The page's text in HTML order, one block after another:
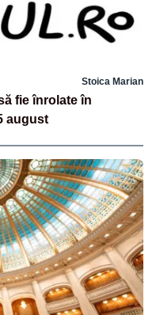
Stoica Marian
fie înrolate în
august